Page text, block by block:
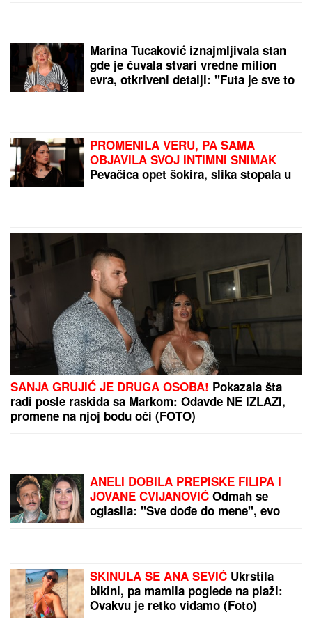
se zatresla usred noći: Na licu mesta krater, policija
traga za počiniocem
Otac joj Srbin, majka Hrvatica: Ona
Marina Tucaković iznajmljivala stan
gde je čuvala stvari vredne milion
evra, otkriveni detalji: "Futa je sve to
stavio u crne kese"
PROMENILA VERU, PA SAMA
OBJAVILA SVOJ INTIMNI SNIMAK
bogatog Švajcarca, pa je uhvatila
policija, ovo su detalji